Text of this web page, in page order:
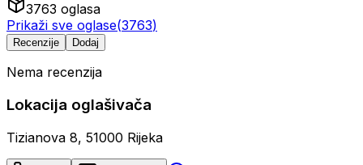
3763 oglasa
Prikaži sve oglase(3763)
Recenzije Dodaj
Nema recenzija
Lokacija oglašivača
Tizianova 8, 51000 Rijeka